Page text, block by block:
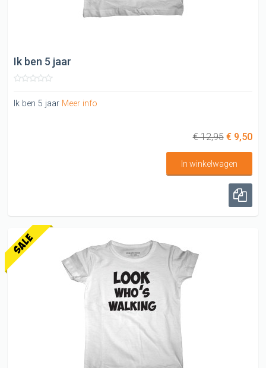
Ik ben 5 jaar
Ik ben 5 jaar Meer info
€ 12,95 € 9,50
In winkelwagen